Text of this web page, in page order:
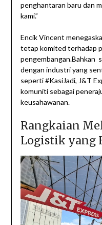
penghantaran baru dan
kami.”
Encik Vincent
tetap komited terhadap
pengembangan.Bahkan
dengan industri yang
seperti #KasiJadi, J&T
komuniti sebagai
keusahawanan.
Rangkaian
Logistik yang